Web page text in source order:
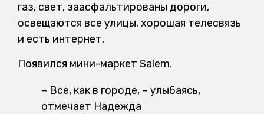
газ, свет, заасфальтированы дороги,
освещаются все улицы, хорошая телесвязь
и есть интернет.
Появился мини-маркет Salem.
– Все, как в городе, – улыбаясь,
отмечает Надежда